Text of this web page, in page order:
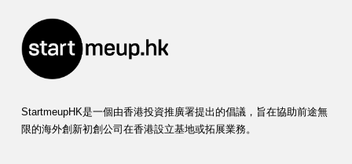
StartmeupHK是一個由香港投資推廣署提出的倡議，旨在協助前途無
限的海外創新初創公司在香港設立基地或拓展業務。